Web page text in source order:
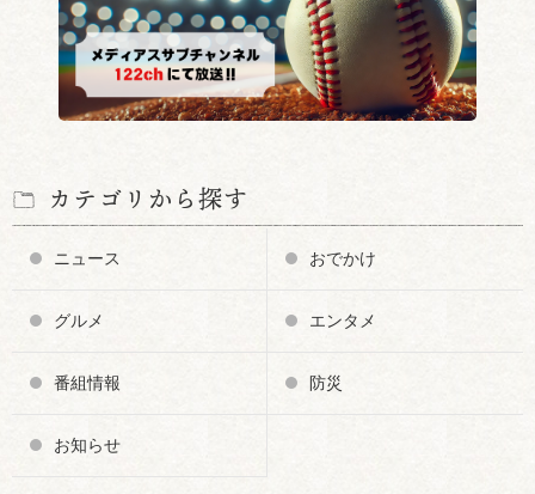
カテゴリから探す
ニュース おでかけ
グルメ エンタメ
番組情報 防災
お知らせ